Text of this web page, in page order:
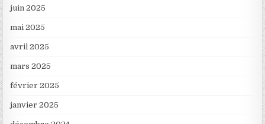
juin 2025
mai 2025
avril 2025
mars 2025
février 2025
janvier 2025